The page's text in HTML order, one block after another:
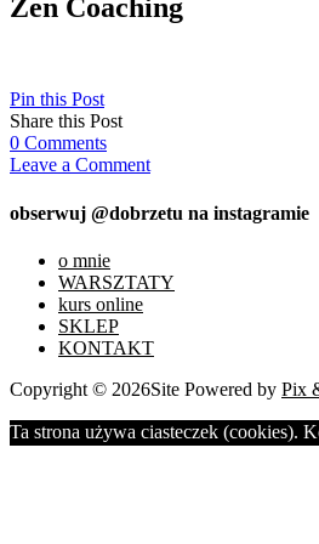
Zen Coaching
Pin this Post
Share this Post
0 Comments
Leave a Comment
obserwuj @dobrzetu na instagramie
o mnie
WARSZTATY
kurs online
SKLEP
KONTAKT
Copyright © 2026Site Powered by Pix
Ta strona używa ciasteczek (cookies).